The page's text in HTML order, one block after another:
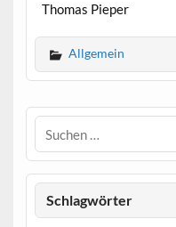
Thomas Pieper
Allgemein
Schlagwörter